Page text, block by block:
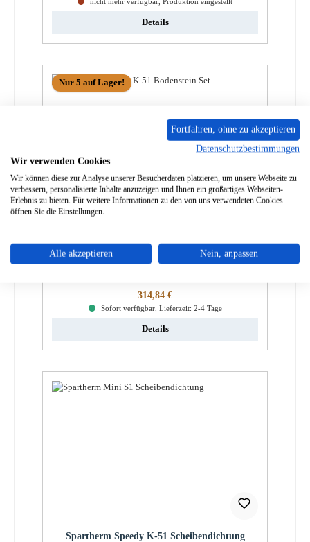
Details
Nur 5 auf Lager!
Regulärer Preis:
314,84 €
Sofort verfügbar, Lieferzeit: 2-4 Tage
Details
Spartherm Speedy K-51 Scheibendichtung
Fortfahren, ohne zu akzeptieren
Datenschutzbestimmungen
Wir verwenden Cookies
Wir können diese zur Analyse unserer Besucherdaten platzieren, um unsere Webseite zu
verbessern, personalisierte Inhalte anzuzeigen und Ihnen ein großartiges Webseiten-
Erlebnis zu bieten. Für weitere Informationen zu den von uns verwendeten Cookies
öffnen Sie die Einstellungen.
Alle akzeptieren Nein, anpassen